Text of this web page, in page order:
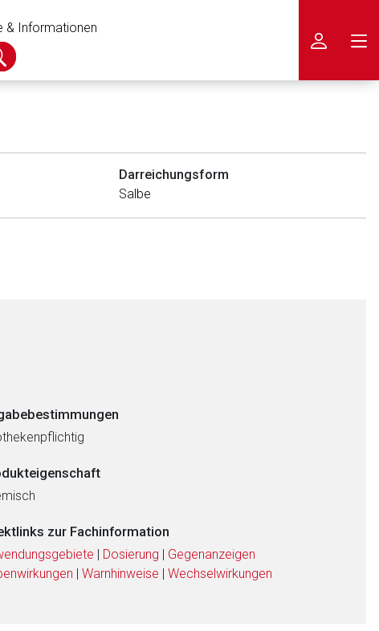
& Informationen
Darreichungsform
Salbe
zur Fachinformation
| Dosierung | Gegenanzeigen
| Warnhinweise | Wechselwirkungen